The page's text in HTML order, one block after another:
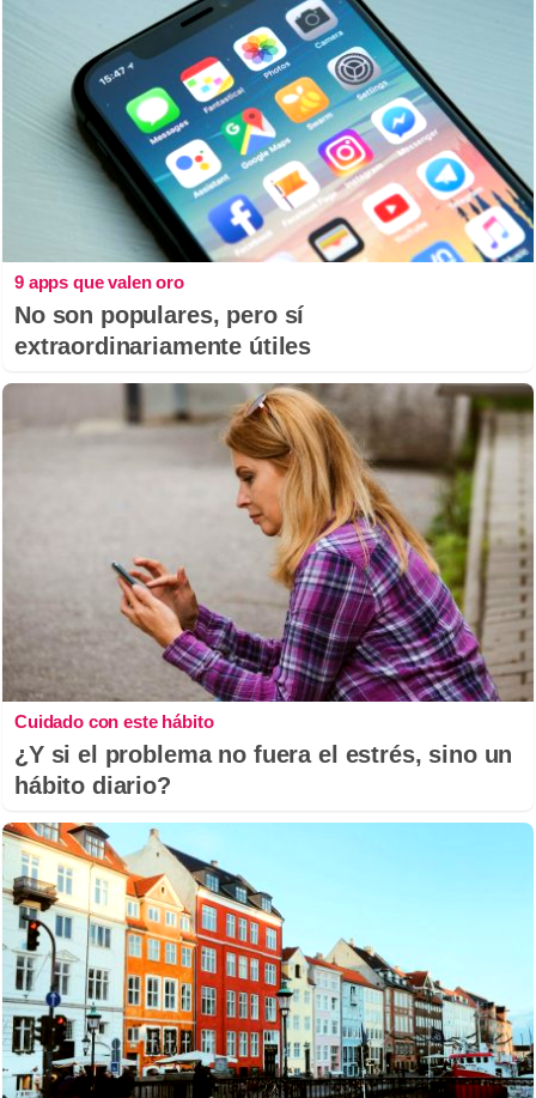
9 apps que valen oro
No son populares, pero sí
extraordinariamente útiles
Cuidado con este hábito
¿Y si el problema no fuera el estrés, sino un
hábito diario?